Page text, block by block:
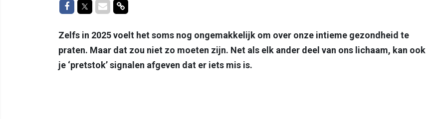
Delen op Facebook
Delen op Twitter
Delen via Mail
Delen via link
Zelfs in 2025 voelt het soms nog ongemakkelijk om over onze intieme gezondheid te
praten. Maar dat zou niet zo moeten zijn. Net als elk ander deel van ons lichaam, kan ook
je ‘pretstok’ signalen afgeven dat er iets mis is.